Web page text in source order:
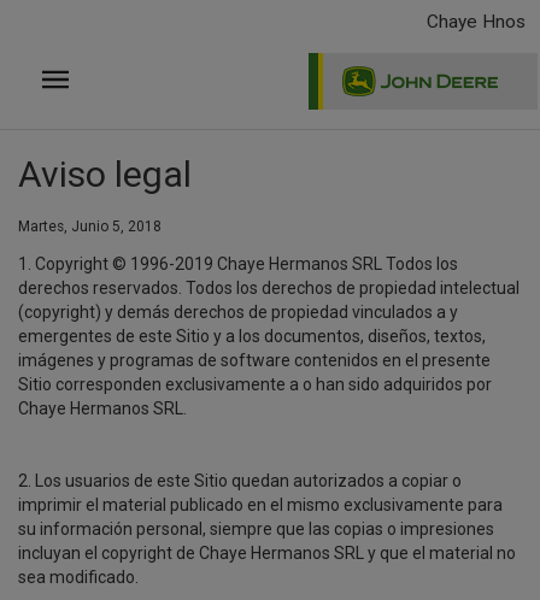
principal
Chaye Hnos
Aviso legal
Martes, Junio 5, 2018
1. Copyright © 1996-2019 Chaye Hermanos SRL Todos los
derechos reservados. Todos los derechos de propiedad intelectual
(copyright) y demás derechos de propiedad vinculados a y
emergentes de este Sitio y a los documentos, diseños, textos,
imágenes y programas de software contenidos en el presente
Sitio corresponden exclusivamente a o han sido adquiridos por
Chaye Hermanos SRL.
2. Los usuarios de este Sitio quedan autorizados a copiar o
imprimir el material publicado en el mismo exclusivamente para
su información personal, siempre que las copias o impresiones
incluyan el copyright de Chaye Hermanos SRL y que el material no
sea modificado.